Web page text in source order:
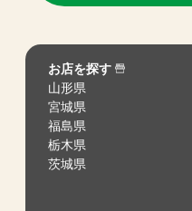
お店を探す
山形県
宮城県
福島県
栃木県
茨城県